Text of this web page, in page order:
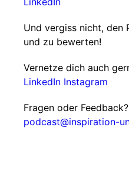
Und vergiss nicht, den
und zu bewerten!
Vernetze dich auch
LinkedIn Instagram
Fragen oder
podcast@inspiration-